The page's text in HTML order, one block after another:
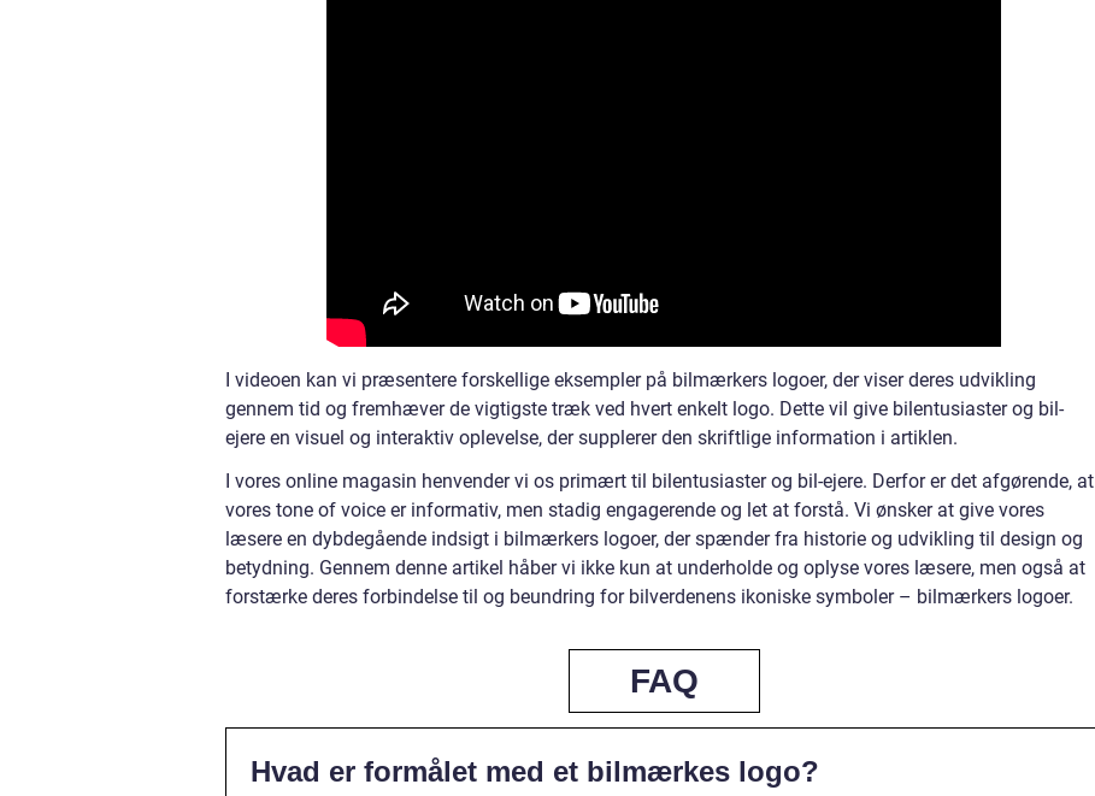
I videoen kan vi præsentere forskellige eksempler på bilmærkers logoer, der viser deres udvikling
gennem tid og fremhæver de vigtigste træk ved hvert enkelt logo. Dette vil give bilentusiaster og bil-
ejere en visuel og interaktiv oplevelse, der supplerer den skriftlige information i artiklen.
I vores online magasin henvender vi os primært til bilentusiaster og bil-ejere. Derfor er det afgørende, at
vores tone of voice er informativ, men stadig engagerende og let at forstå. Vi ønsker at give vores
læsere en dybdegående indsigt i bilmærkers logoer, der spænder fra historie og udvikling til design og
betydning. Gennem denne artikel håber vi ikke kun at underholde og oplyse vores læsere, men også at
forstærke deres forbindelse til og beundring for bilverdenens ikoniske symboler – bilmærkers logoer.
FAQ
Hvad er formålet med et bilmærkes logo?